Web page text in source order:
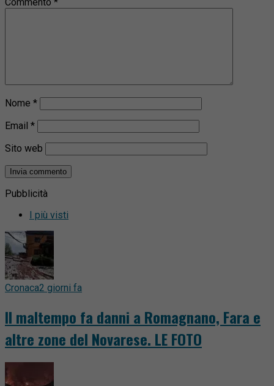
Nome *
Email *
Sito web
Pubblicità
I più visti
Cronaca2 giorni fa
Il maltempo fa danni a Romagnano, Fara e
altre zone del Novarese. LE FOTO